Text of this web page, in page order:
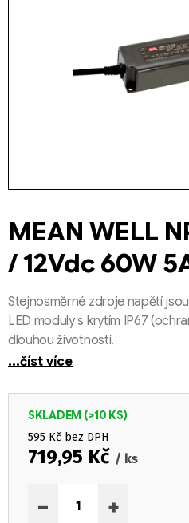
MEAN WELL
/ 12Vdc 60W
SKLADEM (>10 KS)
719,95 Kč / ks
595 Kč bez DPH
+
−
Stejnosměrné zdroje napětí
LED moduly s krytím IP67
dlouhou životností.
...číst více